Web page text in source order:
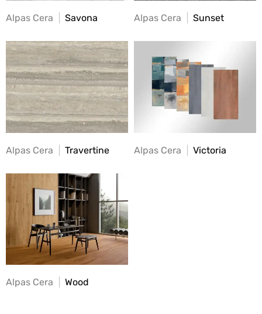
Alpas Cera Savona Alpas Cera Sunset
Alpas Cera Travertine Alpas Cera Victoria
Alpas Cera Wood